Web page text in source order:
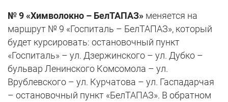
№ 9 «Химволокно – БелТАПАЗ» меняется на
маршрут № 9 «Госпиталь – БелТАПАЗ», который
будет курсировать: остановочный пункт
«Госпиталь» – ул. Дзержинского – ул. Дубко –
бульвар Ленинского Комсомола – ул.
Врублевского – ул. Курчатова – ул. Гаспадарчая
– остановочный пункт «БелТАПАЗ». В обратном